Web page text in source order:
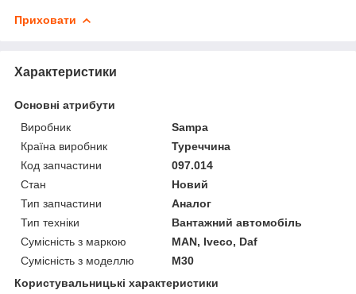
Приховати
Характеристики
Основні атрибути
Виробник
Sampa
Країна виробник
Туреччина
Код запчастини
097.014
Стан
Новий
Тип запчастини
Аналог
Тип техніки
Вантажний автомобіль
Сумісність з маркою
MAN, Iveco, Daf
Сумісність з моделлю
M30
Користувальницькі характеристики